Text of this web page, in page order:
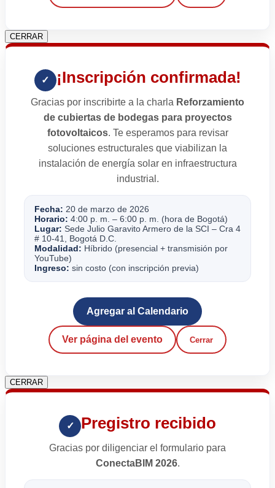
CERRAR
✓ ¡Inscripción confirmada!
Gracias por inscribirte a la charla Reforzamiento
de cubiertas de bodegas para proyectos
fotovoltaicos. Te esperamos para revisar
soluciones estructurales que viabilizan la
instalación de energía solar en infraestructura
industrial.
Fecha: 20 de marzo de 2026
Horario: 4:00 p. m. – 6:00 p. m. (hora de Bogotá)
Lugar: Sede Julio Garavito Armero de la SCI – Cra 4
# 10-41, Bogotá D.C.
Modalidad: Híbrido (presencial + transmisión por
YouTube)
Ingreso: sin costo (con inscripción previa)
Agregar al Calendario
Ver página del evento Cerrar
CERRAR
✓ Pregistro recibido
Gracias por diligenciar el formulario para
ConectaBIM 2026.